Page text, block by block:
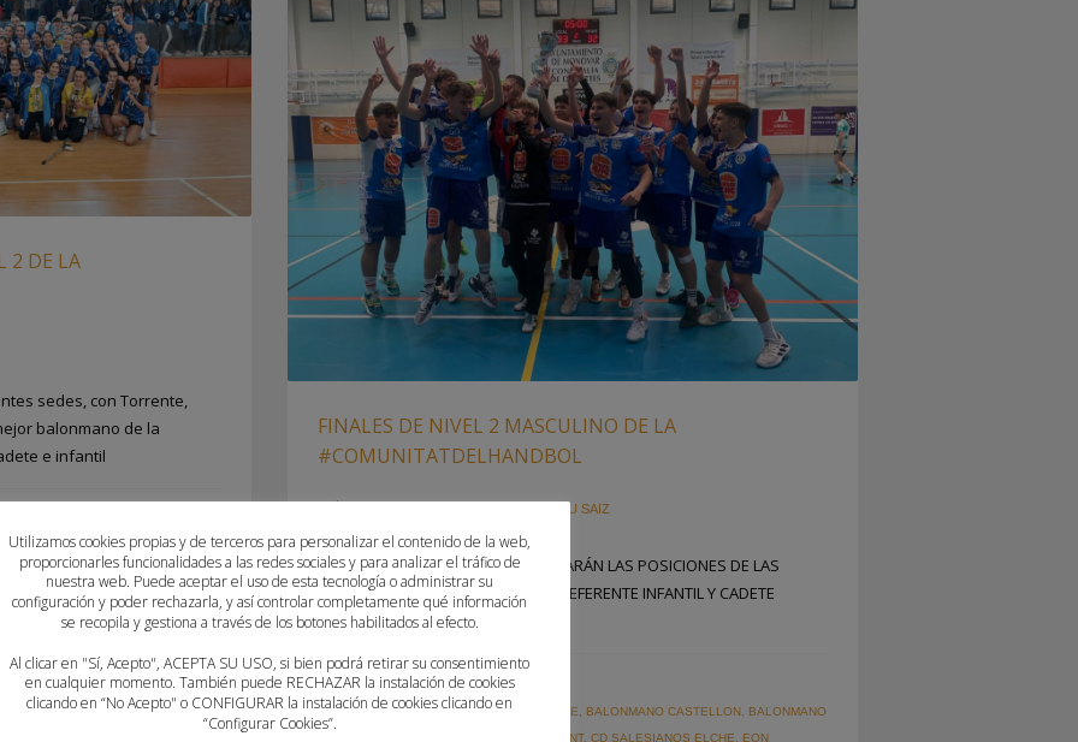
2 DE LA
sedes, con Torrente,
balonmano de la
e infantil
,ATTICGO BM ELCHE, BALONMANO
QUART BALONMANO TORRENT
CASTELLÓ, CB MARISTES
CBM MORVEDRE,CD GARBI DENIA,
HORADADA,FUNDACIÓN
FLORIDA ,HISPANITAS BM
FINALES DE NIVEL 2 MASCULINO DE LA
#COMUNITATDELHANDBOL
PAU SAIZ
ESTE FIN DE SEMANA SE DETERMINARÁN LAS POSICIONES DE LAS
COMPETICIONES DE CATEGORÍA PREFERENTE INFANTIL Y CADETE
MASCULINA
PUBLICADO EN FEDERACION
ETIQUETADO BAJO:ATTICGO BM ELCHE BALONMANO CASTELLON
BALONMANO
BM TORRENT, CD SALESIANOS ELCHE
EON
Utilizamos cookies propias y de terceros para personalizar el contenido de la web,
proporcionarles funcionalidades a las redes sociales y para analizar el tráfico de
nuestra web. Puede aceptar el uso de esta tecnología o administrar su
configuración y poder rechazarla, y así controlar completamente qué información
se recopila y gestiona a través de los botones habilitados al efecto.
Al clicar en "Sí, Acepto", ACEPTA SU USO, si bien podrá retirar su consentimiento
en cualquier momento. También puede RECHAZAR la instalación de cookies
clicando en “No Acepto" o CONFIGURAR la instalación de cookies clicando en
“Configurar Cookies”.